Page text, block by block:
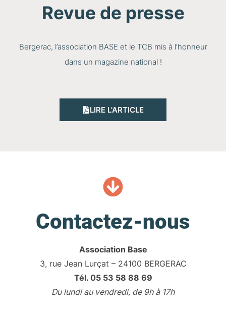
Revue de presse
Bergerac, l’association BASE et le TCB mis à l’honneur
dans un magazine national !
LIRE L'ARTICLE
Contactez-nous
Association Base
3, rue Jean Lurçat – 24100 BERGERAC
Tél. 05 53 58 88 69
Du lundi au vendredi, de 9h à 17h